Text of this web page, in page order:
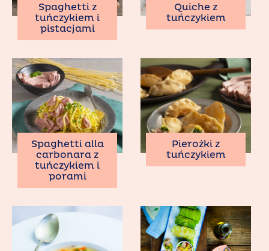
Spaghetti z
tuńczykiem i
pistacjami
Quiche z
tuńczykiem
Spaghetti alla
carbonara z
tuńczykiem i
porami
Pierożki z
tuńczykiem